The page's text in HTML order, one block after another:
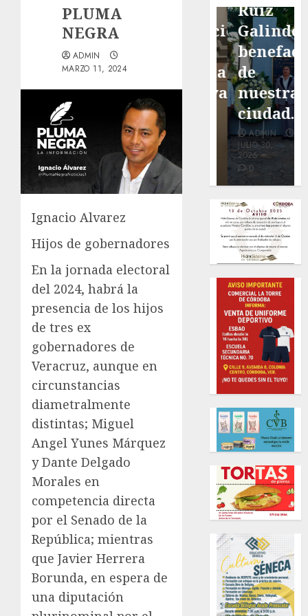
PLUMA
NEGRA
ADMIN
MARZO 11, 2024
Ignacio Alvarez
Hijos de gobernadores
En la jornada electoral
del 2024, habrá la
presencia de los hijos
de tres ex
gobernadores de
Veracruz, aunque en
circunstancias
diametralmente
distintas; Miguel
Angel Yunes Márquez
y Dante Delgado
Morales en
competencia directa
por el Senado de la
República; mientras
que Javier Herrera
Borunda, en espera de
una diputación
de San
Marcial
será
mejorada.
Interviene
CASF
ADMIN
JULIO 27,
2026
0
exposición
Minerva
Salas.
ADMIN
JULIO 31,
2026
Ruiz
Galindo,
de
nuestra
ciudad.
ADMIN
JULIO 30,
2026
0